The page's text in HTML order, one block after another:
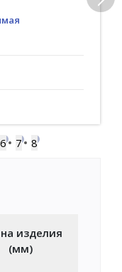
6 7 8
изделия
(мм)